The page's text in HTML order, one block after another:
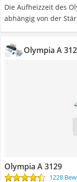
Die Aufheizzeit des
abhängig von der
Olympia A
Olympia A 3129
1228